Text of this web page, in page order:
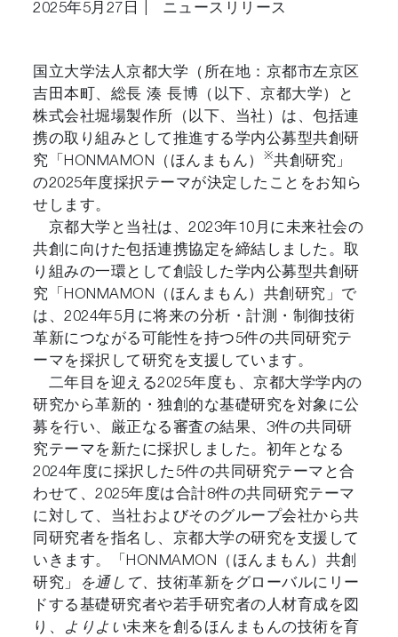
2025年5月27日 ニュースリリース
国立大学法人京都大学（所在地：京都市左京区
吉田本町、総長 湊 長博（以下、京都大学）と
株式会社堀場製作所（以下、当社）は、包括連
携の取り組みとして推進する学内公募型共創研
究「HONMAMON（ほんまもん）
※共創研究」
の2025年度採択テーマが決定したことをお知ら
せします。
京都大学と当社は、2023年10月に未来社会の
共創に向けた包括連携協定を締結しました。取
り組みの一環として創設した学内公募型共創研
究「HONMAMON（ほんまもん）共創研究」で
は、2024年5月に将来の分析・計測・制御技術
革新につながる可能性を持つ5件の共同研究テ
ーマを採択して研究を支援しています。
二年目を迎える2025年度も、京都大学学内の
研究から革新的・独創的な基礎研究を対象に公
募を行い、厳正なる審査の結果、3件の共同研
究テーマを新たに採択しました。初年となる
2024年度に採択した5件の共同研究テーマと合
わせて、2025年度は合計8件の共同研究テーマ
に対して、当社およびそのグループ会社から共
同研究者を指名し、京都大学の研究を支援して
いきます。「HONMAMON（ほんまもん）共創
研究」
を通して、技術革新をグローバルにリー
ドする基礎研究者や若手研究者の人材育成を図
り、 よりよい未来を創るほんまもんの技術を育